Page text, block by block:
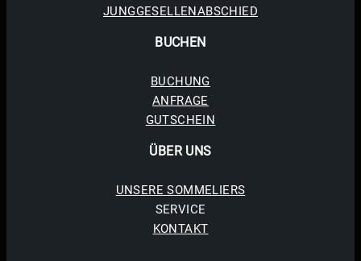
JUNGGESELLENABSCHIED
BUCHEN
BUCHUNG
ANFRAGE
GUTSCHEIN
ÜBER UNS
UNSERE SOMMELIERS
SERVICE
KONTAKT